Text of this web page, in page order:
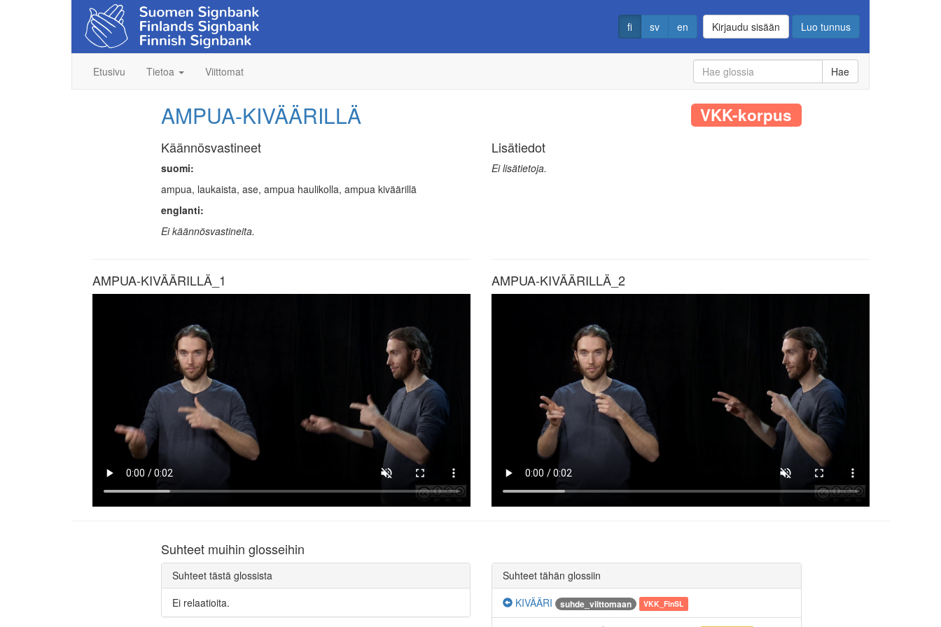
fi sv en Kirjaudu sisään Luo tunnus
Etusivu Tietoa Viittomat Hae
AMPUA-KIVÄÄRILLÄ VKK-korpus
Käännösvastineet
suomi:
ampua, laukaista, ase, ampua haulikolla, ampua kiväärillä
englanti:
Ei käännösvastineita.
Lisätiedot
Ei lisätietoja.
AMPUA-KIVÄÄRILLÄ_1 AMPUA-KIVÄÄRILLÄ_2
Suhteet muihin glosseihin
Suhteet tästä glossista
Ei relaatioita.
Suhteet tähän glossiin
KIVÄÄRI
suhde_viittomaan VKK_FinSL